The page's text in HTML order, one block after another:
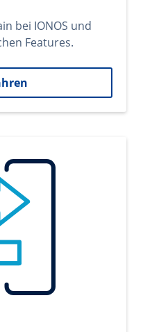
bei IONOS und
Features.